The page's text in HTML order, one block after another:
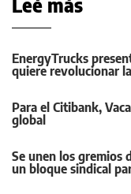
Leé más
EnergyTrucks
quiere revolucionar
Para el Citibank,
global
Se unen los gremios
un bloque sindical